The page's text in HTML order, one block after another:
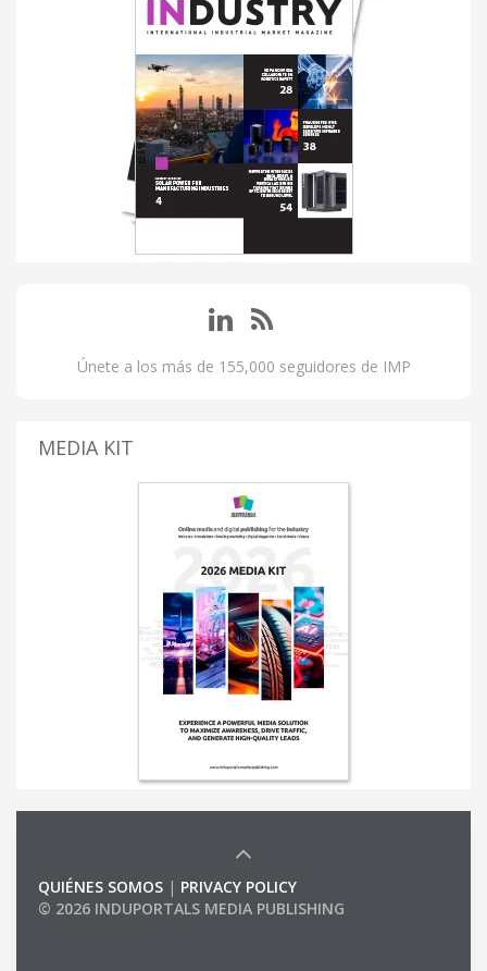
Únete a los más de 155,000 seguidores de IMP
MEDIA KIT
QUIÉNES SOMOS | PRIVACY POLICY
© 2026 INDUPORTALS MEDIA PUBLISHING